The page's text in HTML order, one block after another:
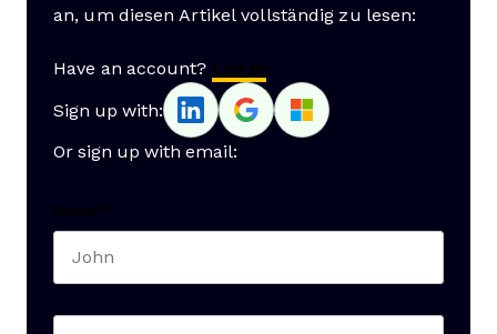
an, um diesen Artikel vollständig zu lesen:
Have an account? Log In
Sign up with:
Or sign up with email:
Name *